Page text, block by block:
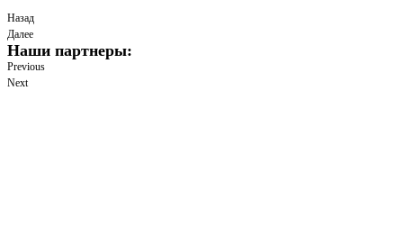
Назад
Далее
Наши партнеры:
Previous
Next